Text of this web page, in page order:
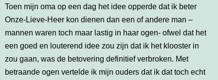
Toen mijn oma op een dag het idee opperde dat ik beter
Onze-Lieve-Heer kon dienen dan een of andere man –
mannen waren toch maar lastig in haar ogen- ofwel dat het
een goed en louterend idee zou zijn dat ik het klooster in
zou gaan, was de betovering definitief verbroken. Met
betraande ogen vertelde ik mijn ouders dat ik dat toch echt